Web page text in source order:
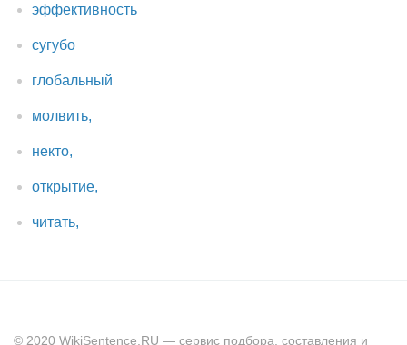
эффективность
сугубо
глобальный
молвить,
некто,
открытие,
читать,
© 2020 WikiSentence.RU — сервис подбора, составления и